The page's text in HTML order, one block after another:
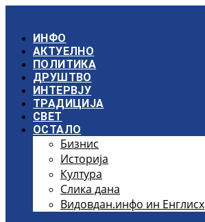
садржајИНФО
АКТУЕЛНО
ПОЛИТИКА
ДРУШТВО
ИНТЕРВЈУ
ТРАДИЦИЈА
СВЕТ
ОСТАЛО
Бизнис
Историја
Култура
Слика дана
Видовдан.инфо ин Енглисх